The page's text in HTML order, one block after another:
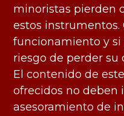
minoristas pierden
estos instrumentos.
funcionamiento y si
riesgo de perder su
El contenido de
ofrecidos no deben
asesoramiento de